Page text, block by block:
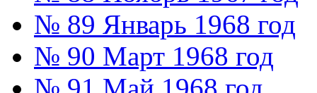
№ 89 Январь 1968 год
№ 90 Март 1968 год